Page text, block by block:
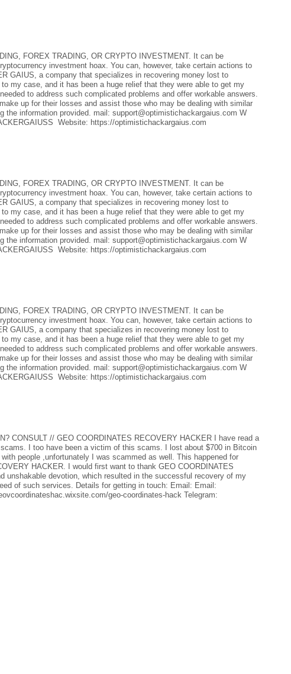
FOREX TRADING, OR CRYPTO INVESTMENT. It can be
investment hoax. You can, however, take certain actions to
GAIUS, a company that specializes in recovering money lost to
my case, and it has been a huge relief that they were able to get my
to address such complicated problems and offer workable answers.
up for their losses and assist those who may be dealing with similar
information provided. mail: support@optimistichackargaius.com W
Website: https://optimistichackargaius.com
FOREX TRADING, OR CRYPTO INVESTMENT. It can be
investment hoax. You can, however, take certain actions to
GAIUS, a company that specializes in recovering money lost to
my case, and it has been a huge relief that they were able to get my
to address such complicated problems and offer workable answers.
up for their losses and assist those who may be dealing with similar
information provided. mail: support@optimistichackargaius.com W
Website: https://optimistichackargaius.com
FOREX TRADING, OR CRYPTO INVESTMENT. It can be
investment hoax. You can, however, take certain actions to
GAIUS, a company that specializes in recovering money lost to
my case, and it has been a huge relief that they were able to get my
to address such complicated problems and offer workable answers.
up for their losses and assist those who may be dealing with similar
information provided. mail: support@optimistichackargaius.com W
Website: https://optimistichackargaius.com
CONSULT // GEO COORDINATES RECOVERY HACKER I have read a
I too have been a victim of this scams. I lost about $700 in Bitcoin
people ,unfortunately I was scammed as well. This happened for
HACKER. I would first want to thank GEO COORDINATES
unshakable devotion, which resulted in the successful recovery of my
of such services. Details for getting in touch: Email: Email:
geo-coordinates-hack Telegram: